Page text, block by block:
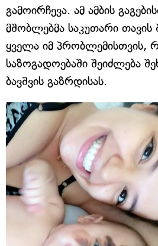
გამოირჩევა. ამ ამბის
მშობლებმა საკუთარი თავის
ყველა იმ პრობლემისთვის,
საზოგადოებაში შეიძლება
ბავშვის გაზრდისას.